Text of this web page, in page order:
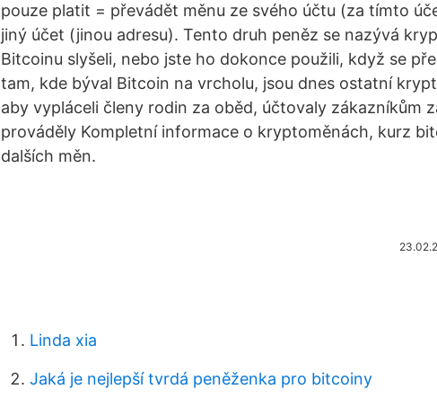
pouze platit = převádět měnu ze svého účtu (za tímto
jiný účet (jinou adresu). Tento druh peněz se nazývá
Bitcoinu slyšeli, nebo jste ho dokonce použili, když se
tam, kde býval Bitcoin na vrcholu, jsou dnes ostatní
aby vypláceli členy rodin za oběd, účtovaly zákazníkům
prováděly Kompletní informace o kryptoměnách, kurz
dalších měn.
Linda xia
Jaká je nejlepší tvrdá peněženka pro bitcoiny